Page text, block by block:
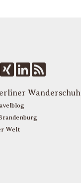
Wanderschuh
Welt